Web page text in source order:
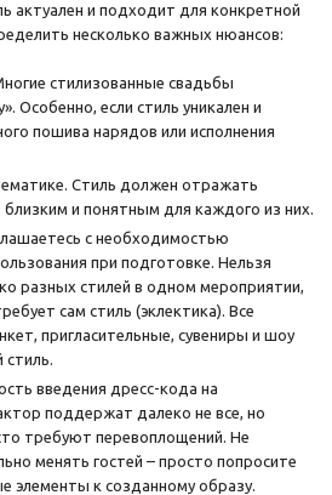
актуален и подходит для конкретной
несколько важных нюансов:
стилизованные свадьбы
Особенно, если стиль уникален и
пошива нарядов или исполнения
Стиль должен отражать
и понятным для каждого из них.
с необходимостью
при подготовке. Нельзя
разных стилей в одном мероприятии,
сам стиль (эклектика). Все
пригласительные, сувениры и шоу
введения дресс-кода на
поддержат далеко не все, но
требуют перевоплощений. Не
менять гостей – просто попросите
элементы к созданному образу.